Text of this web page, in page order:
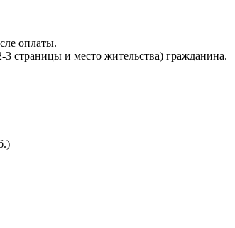
оплаты.
3 страницы и место жительства) гражданина.